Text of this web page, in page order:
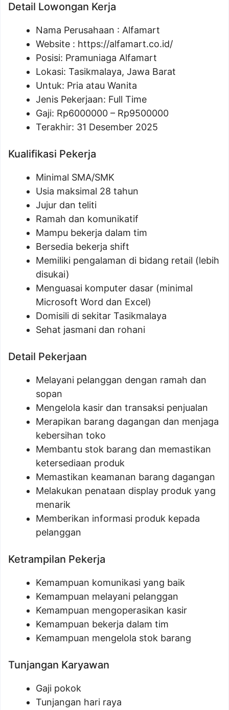
Detail Lowongan Kerja
Nama Perusahaan : Alfamart
Website : https://alfamart.co.id/
Posisi: Pramuniaga Alfamart
Lokasi: Tasikmalaya, Jawa Barat
Untuk: Pria atau Wanita
Jenis Pekerjaan: Full Time
Gaji: Rp6000000 – Rp9500000
Terakhir: 31 Desember 2025
Kualifikasi Pekerja
Minimal SMA/SMK
Usia maksimal 28 tahun
Jujur dan teliti
Ramah dan komunikatif
Mampu bekerja dalam tim
Bersedia bekerja shift
Memiliki pengalaman di bidang retail (lebih
disukai)
Menguasai komputer dasar (minimal
Microsoft Word dan Excel)
Domisili di sekitar Tasikmalaya
Sehat jasmani dan rohani
Detail Pekerjaan
Melayani pelanggan dengan ramah dan
sopan
Mengelola kasir dan transaksi penjualan
Merapikan barang dagangan dan menjaga
kebersihan toko
Membantu stok barang dan memastikan
ketersediaan produk
Memastikan keamanan barang dagangan
Melakukan penataan display produk yang
menarik
Memberikan informasi produk kepada
pelanggan
Ketrampilan Pekerja
Kemampuan komunikasi yang baik
Kemampuan melayani pelanggan
Kemampuan mengoperasikan kasir
Kemampuan bekerja dalam tim
Kemampuan mengelola stok barang
Tunjangan Karyawan
Gaji pokok
Tunjangan hari raya